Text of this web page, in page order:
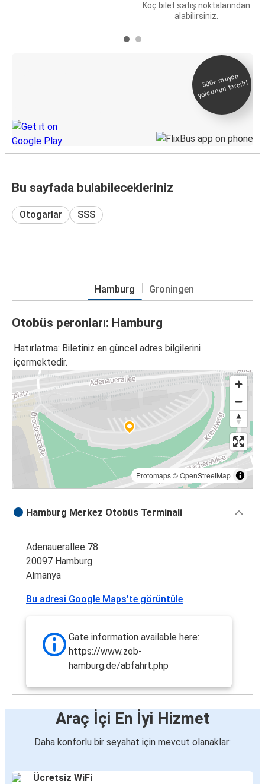
Koç bilet satış noktalarından
alabilirsiniz.
500+
milyon
yolcunun tercihi
Bu sayfada bulabilecekleriniz
Otogarlar SSS
Hamburg Groningen
Otobüs peronları: Hamburg
Hatırlatma: Biletiniz en güncel adres bilgilerini
içermektedir.
Protomaps©OpenStreetMap
Hamburg Merkez Otobüs Terminali
Adenauerallee 78
20097 Hamburg
Almanya
Bu adresi Google Maps’te görüntüle
Gate information available here:
https://www.zob-
hamburg.de/abfahrt.php
Araç İçi En İyi Hizmet
Daha konforlu bir seyahat için mevcut olanaklar:
Ücretsiz WiFi